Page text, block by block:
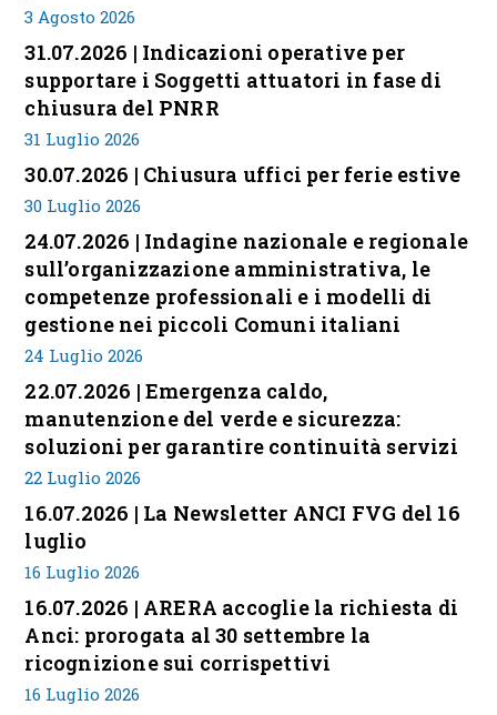
3 Agosto 2026
31.07.2026 | Indicazioni operative per
supportare i Soggetti attuatori in fase di
chiusura del PNRR
31 Luglio 2026
30.07.2026 | Chiusura uffici per ferie estive
30 Luglio 2026
24.07.2026 | Indagine nazionale e regionale
sull’organizzazione amministrativa, le
competenze professionali e i modelli di
gestione nei piccoli Comuni italiani
24 Luglio 2026
22.07.2026 | Emergenza caldo,
manutenzione del verde e sicurezza:
soluzioni per garantire continuità servizi
22 Luglio 2026
16.07.2026 | La Newsletter ANCI FVG del 16
luglio
16 Luglio 2026
16.07.2026 | ARERA accoglie la richiesta di
Anci: prorogata al 30 settembre la
ricognizione sui corrispettivi
16 Luglio 2026